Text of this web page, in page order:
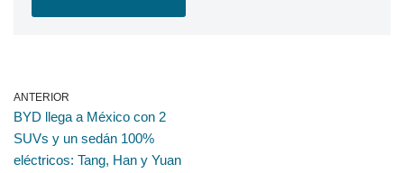
ANTERIOR
BYD llega a México con 2
SUVs y un sedán 100%
eléctricos: Tang, Han y Yuan